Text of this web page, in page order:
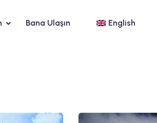
Bana Ulaşın English